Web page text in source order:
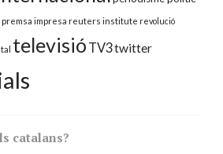
premsa impresa reuters institute revolució
televisió TV3twitter
catalans?